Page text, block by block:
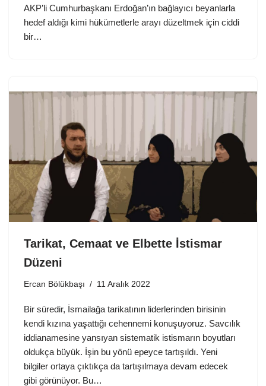
AKP’li Cumhurbaşkanı Erdoğan’ın bağlayıcı beyanlarla
hedef aldığı kimi hükümetlerle arayı düzeltmek için ciddi
bir…
Tarikat, Cemaat ve Elbette İstismar
Düzeni
Ercan Bölükbaşı 11 Aralık 2022
Bir süredir, İsmailağa tarikatının liderlerinden birisinin
kendi kızına yaşattığı cehennemi konuşuyoruz. Savcılık
iddianamesine yansıyan sistematik istismarın boyutları
oldukça büyük. İşin bu yönü epeyce tartışıldı. Yeni
bilgiler ortaya çıktıkça da tartışılmaya devam edecek
gibi görünüyor. Bu…